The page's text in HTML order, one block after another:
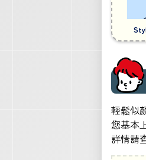
輕鬆似
您基本
詳情請